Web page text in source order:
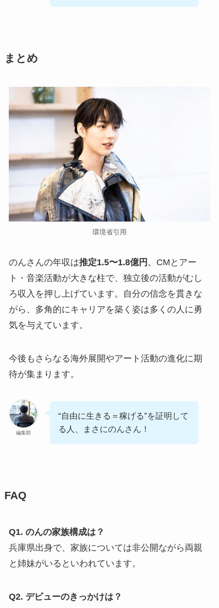
まとめ
環境省引用
のんさんの年収は推定1.5〜1.8億円 。CMとアー
ト・音楽活動が大きな柱で、独立後の活動がむし
ろ収入を押し上げています。自分の信念を貫きな
がら、多角的にキャリアを築く姿は多くの人に勇
気を与えています。
今後もさらなる海外展開やアート活動の進化に期
待が集まります。
編集部
“自由に生きる＝稼げる”を証明して
る人、まさにのんさん！
FAQ
Q1. のんの家族構成は？
兵庫県出身で、家族については非公開ながら両親
と姉妹がいるといわれています。
Q2. デビューのきっかけは？